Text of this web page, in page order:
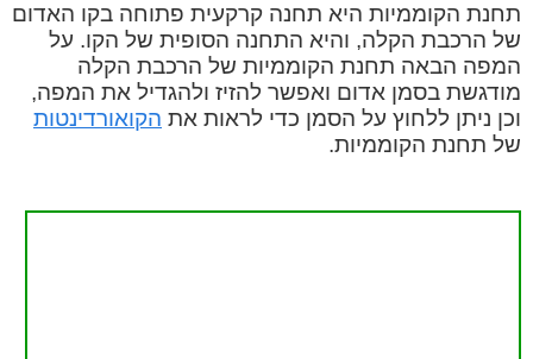
תחנת הקוממיות היא תחנה קרקעית פתוחה בקו האדום
של הרכבת הקלה, והיא התחנה הסופית של הקו. על
המפה הבאה תחנת הקוממיות של הרכבת הקלה
מודגשת בסמן אדום ואפשר להזיז ולהגדיל את המפה,
וכן ניתן ללחוץ על הסמן כדי לראות את הקואורדינטות
של תחנת הקוממיות.